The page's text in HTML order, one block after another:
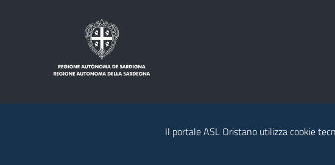
Privacy policy Contatti
Il portale ASL Oristano utilizza cookie